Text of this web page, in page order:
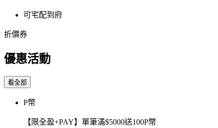
可宅配到府
折價券
優惠活動
看全部
P幣
【限全盈+PAY】單筆滿$5000送100P幣